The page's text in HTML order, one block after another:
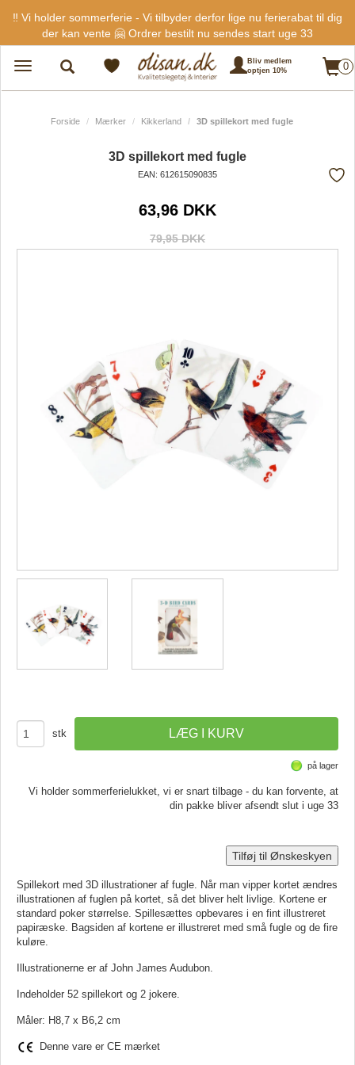
‼️ Vi holder sommerferie - Vi tilbyder derfor lige nu ferierabat til dig
der kan vente 🤗 Ordrer bestilt nu sendes start uge 33
Toggle
navigation
Bliv medlem
optjen 10%
0
Forside Mærker Kikkerland 3D spillekort med fugle
3D spillekort med fugle
EAN: 612615090835
63,96 DKK
79,95 DKK
stk
på lager
Vi holder sommerferielukket, vi er snart tilbage - du kan forvente, at
din pakke bliver afsendt slut i uge 33
Tilføj til Ønskeskyen
Spillekort med 3D illustrationer af fugle. Når man vipper kortet ændres
illustrationen af fuglen på kortet, så det bliver helt livlige. Kortene er
standard poker størrelse. Spillesættes opbevares i en fint illustreret
papiræske. Bagsiden af kortene er illustreret med små fugle og de fire
kuløre.
Illustrationerne er af John James Audubon.
Indeholder 52 spillekort og 2 jokere.
Måler: H8,7 x B6,2 cm
Denne vare er CE mærket